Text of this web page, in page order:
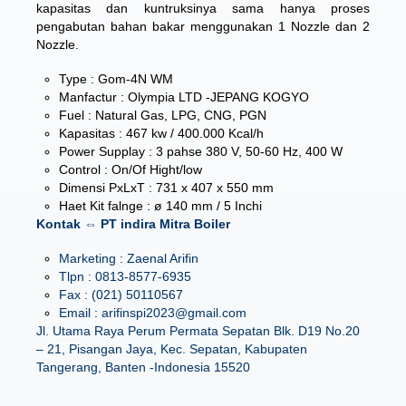
kapasitas dan kuntruksinya sama hanya proses
pengabutan bahan bakar menggunakan 1 Nozzle dan 2
Nozzle.
Type : Gom-4N WM
Manfactur : Olympia LTD -JEPANG KOGYO
Fuel : Natural Gas, LPG, CNG, PGN
Kapasitas : 467 kw / 400.000 Kcal/h
Power Supplay : 3 pahse 380 V, 50-60 Hz, 400 W
Control : On/Of Hight/low
Dimensi PxLxT : 731 x 407 x 550 mm
Haet Kit falnge : ø 140 mm / 5 Inchi
Kontak ⇔ PT indira Mitra Boiler
Marketing : Zaenal Arifin
Tlpn : 0813-8577-6935
Fax : (021) 50110567
Email : arifinspi2023@gmail.com
Jl. Utama Raya Perum Permata Sepatan Blk. D19 No.20
– 21, Pisangan Jaya, Kec. Sepatan, Kabupaten
Tangerang, Banten -Indonesia 15520